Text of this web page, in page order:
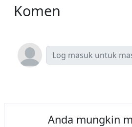
Komen
Anda mungkin